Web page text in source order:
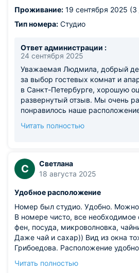
оставили у Вас в целом приятные
поездки в наш прекрасный
Проживание: 19 сентября 2025 (3
Тип номера: Студио
Ответ администрации :
24 сентября 2025
Уважаемая Людмила, добрый
за выбор гостевых комнат и
в Санкт-Петербурге, хорошую
развернутый отзыв. Мы очень
понравилось наше
благодарим Вас за обратную
фильтр-кувшин для очистки
меняются своевременно в
рекомендациями производителя.
иметь постоянный доступ к
Приносим свои извинения за
с комарами. Для комфортного
номерах имеется фумигатор с
Вы обратились на ресепшн, мы
Вам еще один фумигатор)) Мы
несмотря на эти небольшие
остались приятные впечатления
Читать полностью
С
Светлана
18 августа 2025
Удобное расположение
Номер был студио. Удобно. Можно
В номере чисто, все
фен, посуда, микроволновка,
Даже чай и сахар)) Вид из окна
Грибоедова. Расположение
Из недостатков: без лифта на 5
Читать полностью